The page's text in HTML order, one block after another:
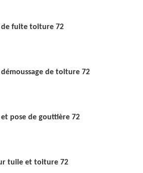
de fuite toiture 72
de toiture 72
pose de gouttière 72
tuile et toiture 72